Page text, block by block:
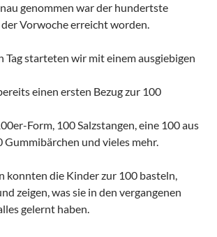
genommen war der hundertste
Vorwoche erreicht worden.
Tag starteten wir mit einem ausgiebigen
einen ersten Bezug zur 100
Form, 100 Salzstangen, eine 100 aus
Gummibärchen und vieles mehr.
konnten die Kinder zur 100 basteln,
zeigen, was sie in den vergangenen
gelernt haben.